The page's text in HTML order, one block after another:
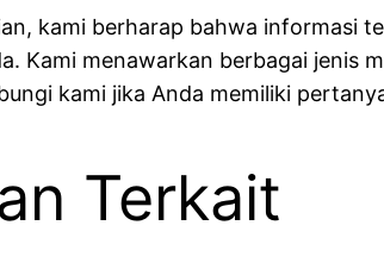
kami berharap bahwa informasi
Kami menawarkan berbagai jenis
kami jika Anda memiliki
Terkait